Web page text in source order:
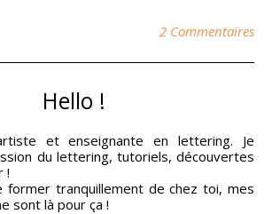
2 Commentaires
Hello !
et enseignante en lettering. Je
du lettering, tutoriels, découvertes
!
former tranquillement de chez toi, mes
sont là pour ça !